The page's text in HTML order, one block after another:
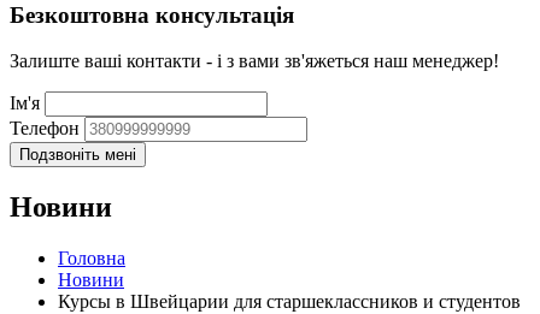
Безкоштовна консультація
Залиште ваші контакти - і з вами зв'яжеться наш менеджер!
Ім'я
Телефон
Новини
Головна
Новини
Курсы в Швейцарии для старшеклассников и студентов